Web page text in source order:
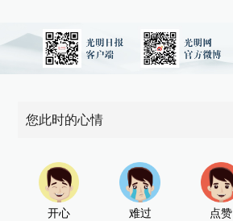
您此时的心情
开心 难过 点赞